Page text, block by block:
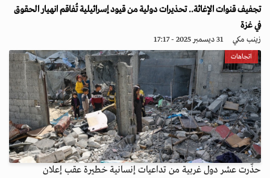
تجفيف قنوات الإغاثة.. تحذيرات دولية من قيود إسرائيلية تُفاقم انهيار الحقوق
في غزة
زينب مكي 31 ديسمبر 2025 - 17:17
اتجاهات
حذّرت عشر دول غربية من تداعيات إنسانية خطيرة عقب إعلان